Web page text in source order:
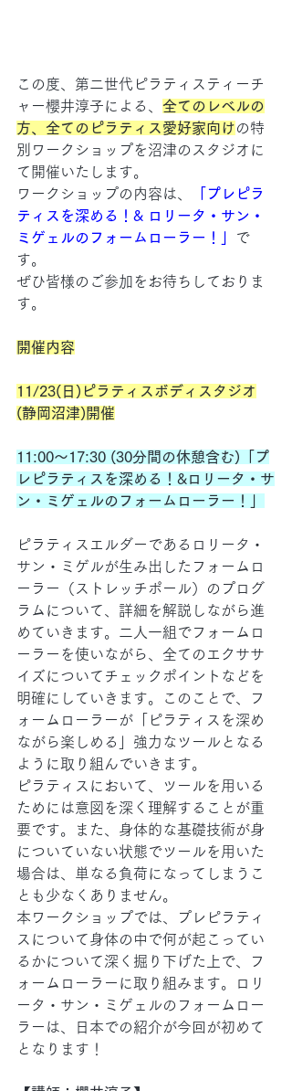
この度、第二世代ピラティスティーチ
ャー櫻井淳子による、 全てのレベルの
方、全てのピラティス愛好家向けの特
別ワークショップを沼津のスタジオに
て開催いたします。
ワークショップの内容は、
「プレピラ
ティスを深める！& ロリータ・サン・
ミゲェルのフォームローラー！」
で
す。
ぜひ皆様のご参加をお待ちしておりま
す。
開催内容
11/23(日)ピラティスボディスタジオ
(静岡沼津)開催
11:00～17:30 (30分間の休憩含む)「プ
レピラティスを深める！&ロリータ・サ
ン・ミゲェルのフォームローラー！」
ピラティスエルダーであるロリータ・
サン・ミゲルが生み出したフォームロ
ーラー（ストレッチポール）のプログ
ラムについて、詳細を解説しながら進
めていきます。二人一組でフォームロ
ーラーを使いながら、全てのエクササ
イズについてチェックポイントなどを
明確にしていきます。このことで、フ
ォームローラーが「ピラティスを深め
ながら楽しめる」強力なツールとなる
ように取り組んでいきます。
ピラティスにおいて、ツールを用いる
ためには意図を深く理解することが重
要です。また、身体的な基礎技術が身
についていない状態でツールを用いた
場合は、単なる負荷になってしまうこ
とも少なくありません。
本ワークショップでは、プレピラティ
スについて身体の中で何が起こってい
るかについて深く掘り下げた上で、フ
ォームローラーに取り組みます。ロリ
ータ・サン・ミゲェルのフォームロー
ラーは、日本での紹介が今回が初めて
となります！